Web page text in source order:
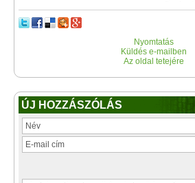
Nyomtatás
Küldés e-mailben
Az oldal tetejére
ÚJ HOZZÁSZÓLÁS